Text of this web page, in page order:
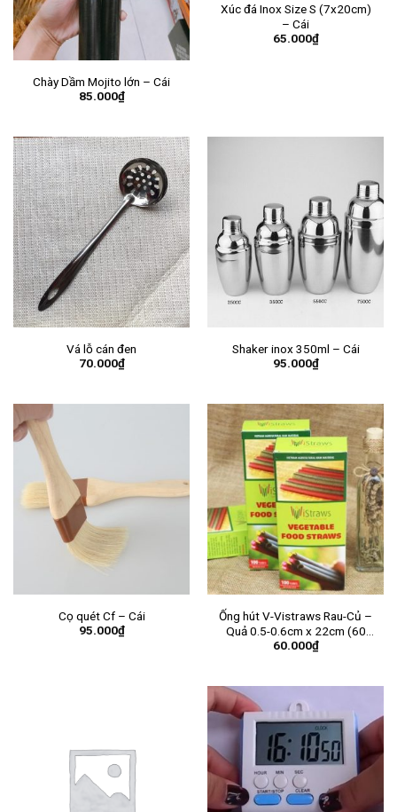
Chày Dầm Mojito lớn – Cái
85.000₫
Xúc đá Inox Size S (7x20cm)
– Cái
65.000₫
Vá lỗ cán đen
70.000₫
Shaker inox 350ml – Cái
95.000₫
Cọ quét Cf – Cái
95.000₫
Ống hút V-Vistraws Rau-Củ –
Quả 0.5-0.6cm x 22cm (60
ống/hộp) – Hộp
60.000₫